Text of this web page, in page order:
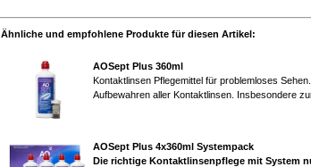
Ähnliche und empfohlene Produkte für diesen Artikel:
AOSept Plus 360ml
Kontaktlinsen Pflegemittel für problemloses
Aufbewahren aller Kontaktlinsen. Insbesondere
AOSept Plus 4x360ml Systempack
Die richtige Kontaktlinsenpflege mit System